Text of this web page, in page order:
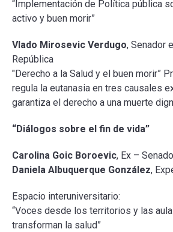
“Implementación de Política pública
activo y buen morir”
Vlado Mirosevic Verdugo, Senador
República
"Derecho a la Salud y el buen morir”
regula la eutanasia en tres causales
garantiza el derecho a una muerte
“Diálogos sobre el fin de vida”
Carolina Goic Boroevic, Ex –
Daniela Albuquerque González,
Espacio interuniversitario:
“Voces desde los territorios y las
transforman la salud”